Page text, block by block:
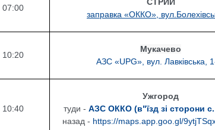
07:00
заправка «ОККО»,
10:20
Мукачево
АЗС «UPG», вул. Лавківська,
10:40
Ужгород
туди - АЗС ОККО (в"їзд зі сторони с.
назад - https://maps.app.goo.gl/